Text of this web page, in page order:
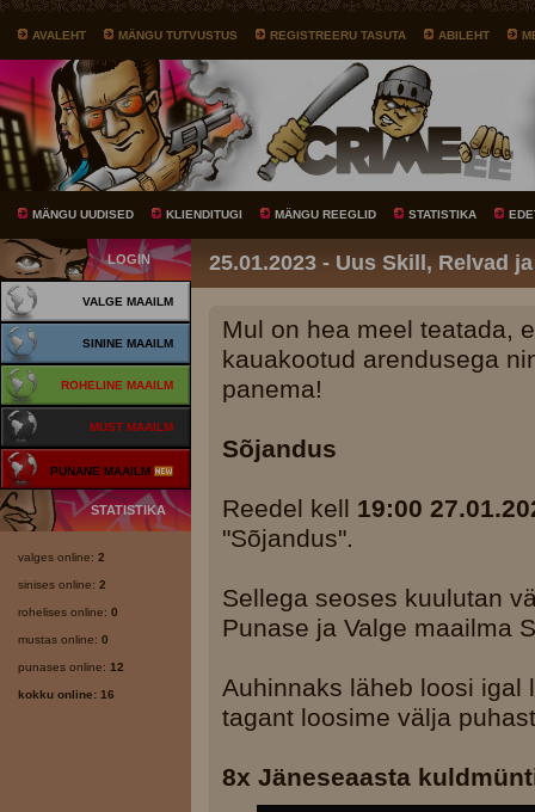
AVALEHT MÄNGU TUTVUSTUS REGISTREERU TASUTA ABILEHT
MÄNGU UUDISED KLIENDITUGI MÄNGU REEGLID STATISTIKA
LOGIN
VALGE MAAILM
SININE MAAILM
ROHELINE MAAILM
MUST MAAILM
PUNANE MAAILM
STATISTIKA
valges online: 2
sinises online: 2
rohelises online: 0
mustas online: 0
punases online: 12
kokku online: 16
25.01.2023 - Uus Skill, Relvad
Mul on hea meel teatada,
kauakootud arendusega
panema!
Sõjandus
Reedel kell 19:00
"Sõjandus".
Sellega seoses kuulutan
Punase ja Valge maailma
Auhinnaks läheb loosi igal
tagant loosime välja
8x Jäneseaasta